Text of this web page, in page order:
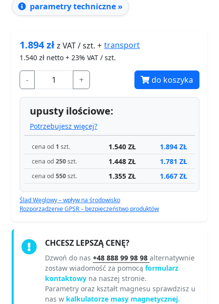
parametry techniczne »
1.894złz VAT / szt. + transport
1.540 zł netto + 23% VAT / szt.
- + do koszyka
upusty ilościowe:
Potrzebujesz więcej?
cena od 1 szt. 1.540 ZŁ 1.894 ZŁ
cena od 250szt. 1.448 ZŁ 1.781 ZŁ
cena od 550szt. 1.355 ZŁ 1.667 ZŁ
Ślad Węglowy – wpływ na środowisko
Rozporządzenie GPSR – bezpieczeństwo produktów
CHCESZ LEPSZĄ CENĘ?
Dzwoń do nas +48 888 99 98 98 alternatywnie
zostaw wiadomość za pomocą formularz
kontaktowy na naszej stronie.
Parametry oraz kształt magnesu sprawdzisz u
nas w kalkulatorze masy magnetycznej.